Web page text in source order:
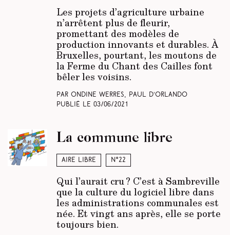
Les projets d’agriculture urbaine
n’arrêtent plus de fleurir,
promettant des modèles de
production innovants et durables. À
Bruxelles, pourtant, les moutons de
la Ferme du Chant des Cailles font
bêler les voisins.
Par Ondine Werres, Paul d’Orlando
Publié le 03/06/2021
Aire libre N°22
La commune libre
Qui l’aurait cru ? C’est à Sambreville
que la culture du logiciel libre dans
les administrations communales est
née. Et vingt ans après, elle se porte
toujours bien.